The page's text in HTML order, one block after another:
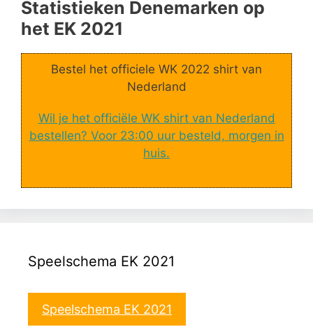
Statistieken Denemarken op
het EK 2021
Bestel het officiele WK 2022 shirt van
Nederland
Wil je het officiële WK shirt van Nederland
bestellen? Voor 23:00 uur besteld, morgen in
huis.
Speelschema EK 2021
Speelschema EK 2021